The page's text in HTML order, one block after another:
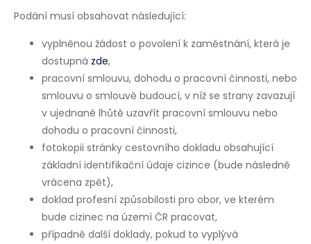
Podání musí obsahovat následující:
vyplněnou žádost o povolení k zaměstnání, která je
dostupná zde,
pracovní smlouvu, dohodu o pracovní činnosti, nebo
smlouvu o smlouvě budoucí, v níž se strany zavazují
v ujednané lhůtě uzavřít pracovní smlouvu nebo
dohodu o pracovní činnosti,
fotokopii stránky cestovního dokladu obsahující
základní identifikační údaje cizince (bude následně
vrácena zpět),
doklad profesní způsobilosti pro obor, ve kterém
bude cizinec na území ČR pracovat,
případně další doklady, pokud to vyplývá